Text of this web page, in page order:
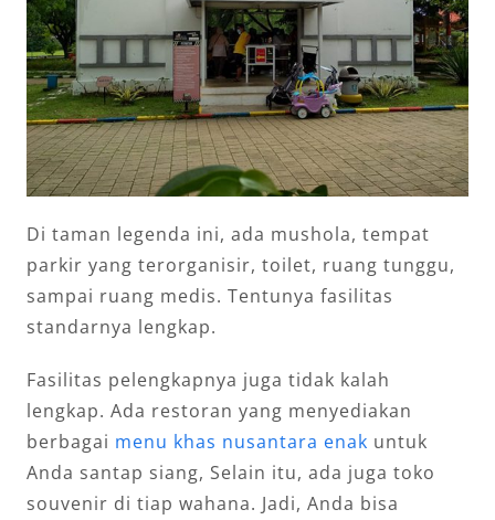
Di taman legenda ini, ada mushola, tempat
parkir yang terorganisir, toilet, ruang tunggu,
sampai ruang medis. Tentunya fasilitas
standarnya lengkap.
Fasilitas pelengkapnya juga tidak kalah
lengkap. Ada restoran yang menyediakan
berbagai menu khas nusantara enak untuk
Anda santap siang, Selain itu, ada juga toko
souvenir di tiap wahana. Jadi, Anda bisa